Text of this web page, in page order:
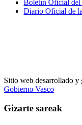
Boletín Oficial del
Diario Oficial de
Sitio web desarrollado y
Gobierno Vasco
Gizarte sareak